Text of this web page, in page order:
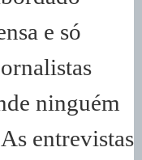
e só
ninguém
entrevistas